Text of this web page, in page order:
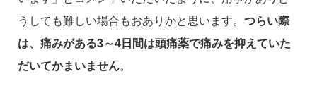
うしても難しい場合もおありかと思います。 つらい際
は、痛みがある3～4日間は頭痛薬で痛みを抑えていた
だいてかまいません。